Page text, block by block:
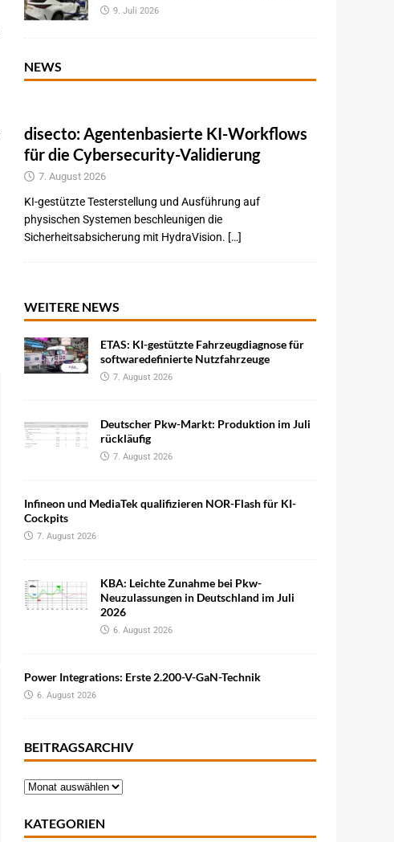
9. Juli 2026
NEWS
disecto: Agentenbasierte KI-Workflows
für die Cybersecurity-Validierung
7. August 2026
KI-gestützte Testerstellung und Ausführung auf
physischen Systemen beschleunigen die
Sicherheitsabsicherung mit HydraVision. […]
WEITERE NEWS
ETAS: KI-gestützte Fahrzeugdiagnose für
softwaredefinierte Nutzfahrzeuge
7. August 2026
Deutscher Pkw-Markt: Produktion im Juli
rückläufig
7. August 2026
Infineon und MediaTek qualifizieren NOR-Flash für KI-
Cockpits
7. August 2026
KBA: Leichte Zunahme bei Pkw-
Neuzulassungen in Deutschland im Juli
2026
6. August 2026
Power Integrations: Erste 2.200-V-GaN-Technik
6. August 2026
BEITRAGSARCHIV
KATEGORIEN